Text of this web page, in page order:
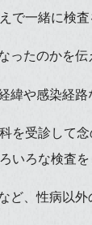
で一緒に検
ったのかを
緯や感染経
を受診して
いろな検査
ど、性病以